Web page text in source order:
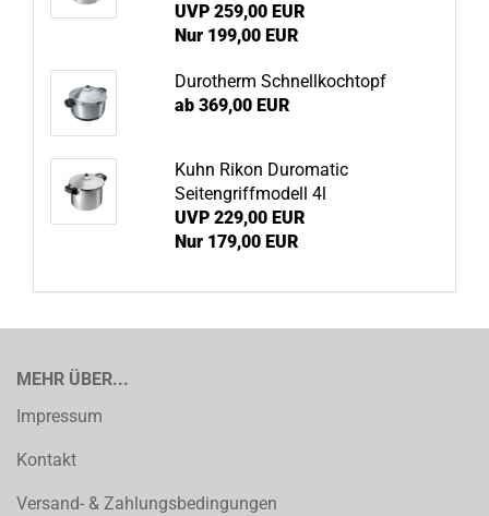
UVP 259,00 EUR
Nur 199,00 EUR
Durotherm Schnellkochtopf
ab 369,00 EUR
Kuhn Rikon Duromatic
Seitengriffmodell 4l
UVP 229,00 EUR
Nur 179,00 EUR
MEHR ÜBER...
Impressum
Kontakt
Versand- & Zahlungsbedingungen